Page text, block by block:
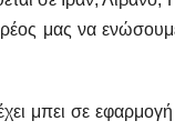
μας να
μπει σε εφαρμογή